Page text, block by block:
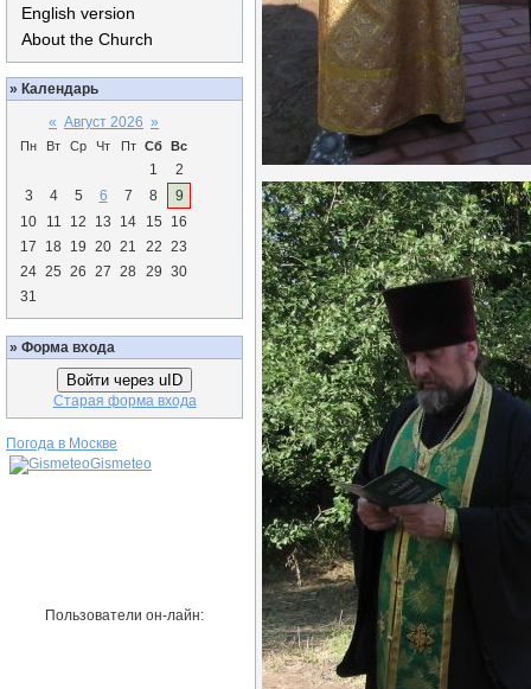
English version
About the Church
» Календарь
« Август 2026 »
Пн Вт Ср Чт Пт Сб Вс
1
2
3
4 5 6 7 8
9
10
11 12 13 14 15
16
17
18 19 20 21 22 23
24 25 26 27 28 29 30
31
» Форма входа
Войти через uID
Старая форма входа
Погода в Москве
Gismeteo
Пользователи он-лайн: